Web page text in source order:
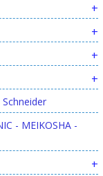
+
+
+
+
- MEIKOSHA -
+